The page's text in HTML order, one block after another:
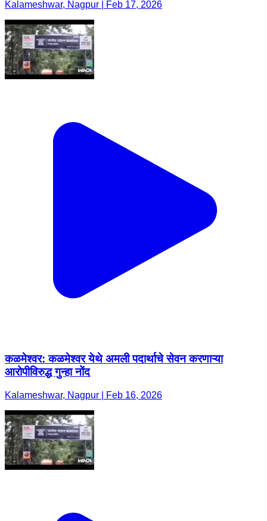
Kalameshwar, Nagpur | Feb 17, 2026
कळमेश्वर: कळमेश्वर येथे अमली पदार्थाचे सेवन करणाऱ्या
आरोपीविरुद्ध गुन्हा नोंद
Kalameshwar, Nagpur | Feb 16, 2026